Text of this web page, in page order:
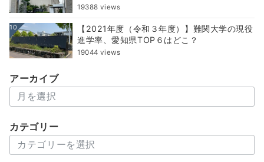
19388 views
10
【2021年度（令和３年度）】難関大学の現役
進学率、愛知県TOP６はどこ？
19044 views
アーカイブ
ー
イ
カテゴリー
テ